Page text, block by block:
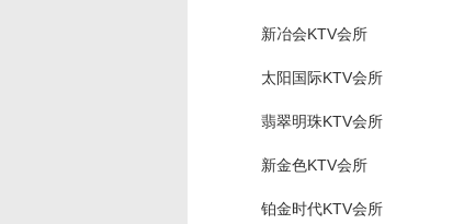
新冶会KTV会所
太阳国际KTV会所
翡翠明珠KTV会所
新金色KTV会所
铂金时代KTV会所